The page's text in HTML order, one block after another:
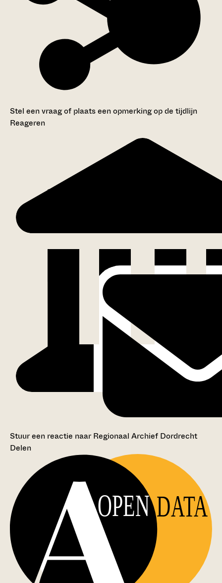
Stel een vraag of plaats een opmerking op de tijdlijn
Reageren
Stuur een reactie naar Regionaal Archief Dordrecht
Delen
OPEN DATA